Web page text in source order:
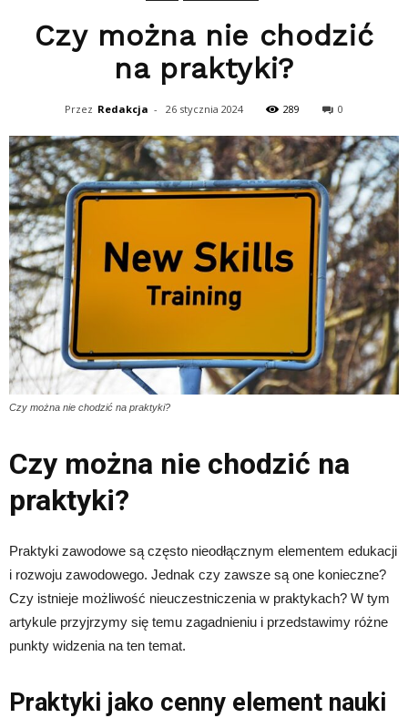
Czy można nie chodzić
na praktyki?
Przez Redakcja - 26 stycznia 2024 289 0
Czy można nie chodzić na praktyki?
Czy można nie chodzić na
praktyki?
Praktyki zawodowe są często nieodłącznym elementem edukacji
i rozwoju zawodowego. Jednak czy zawsze są one konieczne?
Czy istnieje możliwość nieuczestniczenia w praktykach? W tym
artykule przyjrzymy się temu zagadnieniu i przedstawimy różne
punkty widzenia na ten temat.
Praktyki jako cenny element nauki